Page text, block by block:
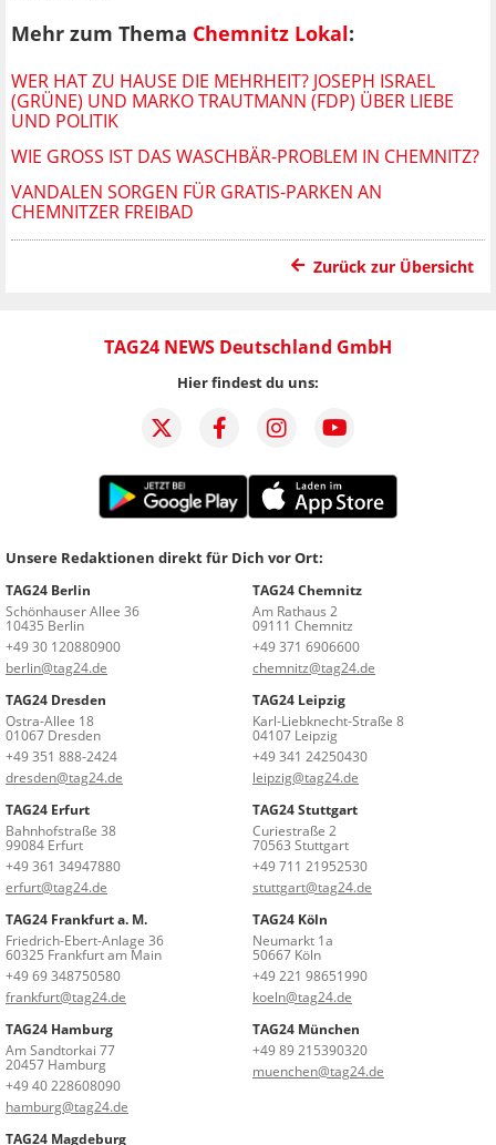
Mehr zum Thema Chemnitz Lokal:
WER HAT ZU HAUSE DIE MEHRHEIT? JOSEPH ISRAEL
(GRÜNE) UND MARKO TRAUTMANN (FDP) ÜBER LIEBE
UND POLITIK
WIE GROSS IST DAS WASCHBÄR-PROBLEM IN CHEMNITZ?
VANDALEN SORGEN FÜR GRATIS-PARKEN AN
CHEMNITZER FREIBAD
Zurück zur Übersicht
TAG24 NEWS Deutschland GmbH
Hier findest du uns:
Unsere Redaktionen direkt für Dich vor Ort:
TAG24 Berlin
Schönhauser Allee 36
10435 Berlin
+49 30 120880900
berlin@tag24.de
TAG24 Chemnitz
Am Rathaus 2
09111 Chemnitz
+49 371 6906600
chemnitz@tag24.de
TAG24 Dresden
Ostra-Allee 18
01067 Dresden
+49 351 888-2424
dresden@tag24.de
TAG24 Leipzig
Karl-Liebknecht-Straße 8
04107 Leipzig
+49 341 24250430
leipzig@tag24.de
TAG24 Erfurt
Bahnhofstraße 38
99084 Erfurt
+49 361 34947880
erfurt@tag24.de
TAG24 Stuttgart
Curiestraße 2
70563 Stuttgart
+49 711 21952530
stuttgart@tag24.de
TAG24 Frankfurt a. M.
Friedrich-Ebert-Anlage 36
60325 Frankfurt am Main
+49 69 348750580
frankfurt@tag24.de
TAG24 Köln
Neumarkt 1a
50667 Köln
+49 221 98651990
koeln@tag24.de
TAG24 Hamburg
Am Sandtorkai 77
20457 Hamburg
+49 40 228608090
hamburg@tag24.de
TAG24 München
+49 89 215390320
muenchen@tag24.de
TAG24 Magdeburg